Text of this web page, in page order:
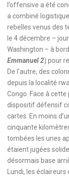
l’offensive a été
a combiné
rebelles venus des
le 4 décembre –
Washington – à
Emmanuel 2) pour
De l’autre, des
depuis la localité
Congo. Face à
dispositif défensif
cartes. En moins
cinquante
tombées les unes
étaient jugées
désormais base
Lundi, les éclaireurs